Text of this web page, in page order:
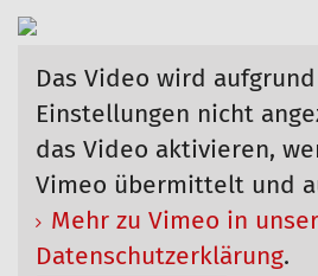
Das Video wird
Einstellungen nicht
das Video aktivieren,
Vimeo übermittelt und
Mehr zu Vimeo in
Datenschutzerklärung.